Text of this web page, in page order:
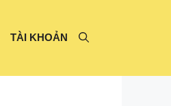
TÀI KHOẢN